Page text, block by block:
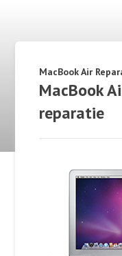
MacBook Air
MacBook
reparatie